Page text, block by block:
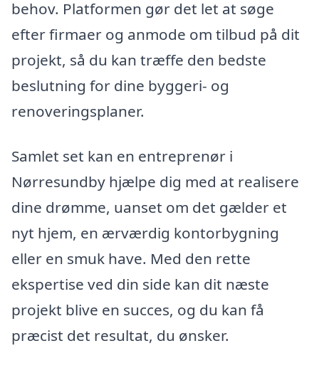
behov. Platformen gør det let at søge
efter firmaer og anmode om tilbud på dit
projekt, så du kan træffe den bedste
beslutning for dine byggeri- og
renoveringsplaner.
Samlet set kan en entreprenør i
Nørresundby hjælpe dig med at realisere
dine drømme, uanset om det gælder et
nyt hjem, en ærværdig kontorbygning
eller en smuk have. Med den rette
ekspertise ved din side kan dit næste
projekt blive en succes, og du kan få
præcist det resultat, du ønsker.